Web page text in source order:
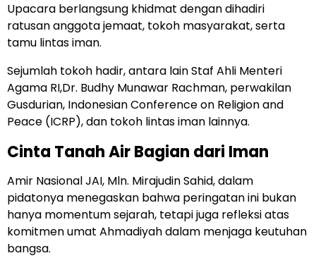
Upacara berlangsung khidmat dengan dihadiri
ratusan anggota jemaat, tokoh masyarakat, serta
tamu lintas iman.
Sejumlah tokoh hadir, antara lain Staf Ahli Menteri
Agama RI,Dr. Budhy Munawar Rachman, perwakilan
Gusdurian, Indonesian Conference on Religion and
Peace (ICRP), dan tokoh lintas iman lainnya.
Cinta Tanah Air Bagian dari Iman
Amir Nasional JAI, Mln. Mirajudin Sahid, dalam
pidatonya menegaskan bahwa peringatan ini bukan
hanya momentum sejarah, tetapi juga refleksi atas
komitmen umat Ahmadiyah dalam menjaga keutuhan
bangsa.